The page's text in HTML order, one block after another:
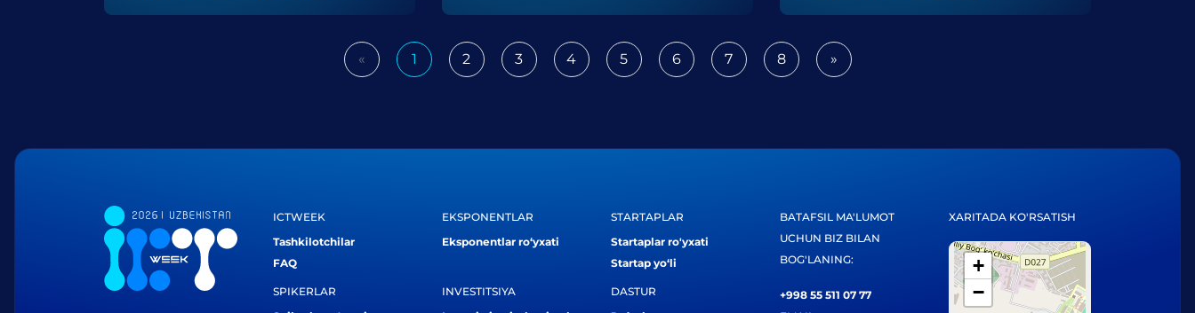
«Previous1 2 3 4 5 6 7 8 »Next
ICTWEEK
Tashkilotchilar
FAQ
EKSPONENTLAR
Eksponentlar ro‘yxati
STARTAPLAR
Startaplar ro'yxati
Startap yo‘li
SPIKERLAR
INVESTITSIYA
DASTUR
BATAFSIL MA'LUMOT
UCHUN BIZ BILAN
BOG'LANING:
+998 55 511 07 77
XARITADA KO'RSATISH
+
−